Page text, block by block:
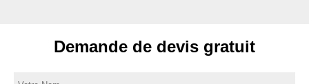
Demande de devis gratuit